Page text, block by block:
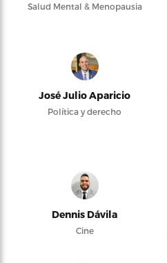
Salud Mental & Menopausia
José Julio Aparicio
Política y derecho
Dennis Dávila
Cine